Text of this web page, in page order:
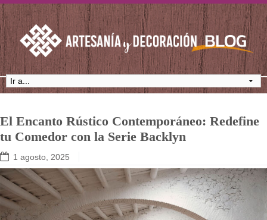
El Encanto Rústico Contemporáneo: Redefine
tu Comedor con la Serie Backlyn
1 agosto, 2025